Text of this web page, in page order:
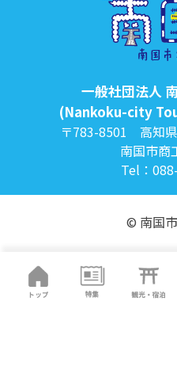
一般社団法人
(Nankoku-city
〒783-8501 高知
南国市商
Tel：
© 南国